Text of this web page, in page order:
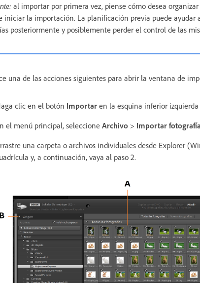
al importar por primera vez, piense cómo desea
iniciar la importación. La planificación previa puede ayudar
posteriormente y posiblemente perder el control de las
una de las acciones siguientes para abrir la ventana de
clic en el botón Importar en la esquina inferior
el menú principal, seleccioneArchivo > Importar
una carpeta o archivos individuales desde Explorer
y, a continuación, vaya al paso 2.